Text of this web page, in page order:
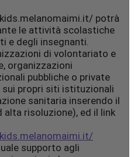
potrà
le attività scolastiche
e degli insegnanti.
di volontariato e
organizzazioni
pubbliche o private
sui propri siti istituzionali
sanitaria inserendo il
alta risoluzione), ed il link
supporto agli